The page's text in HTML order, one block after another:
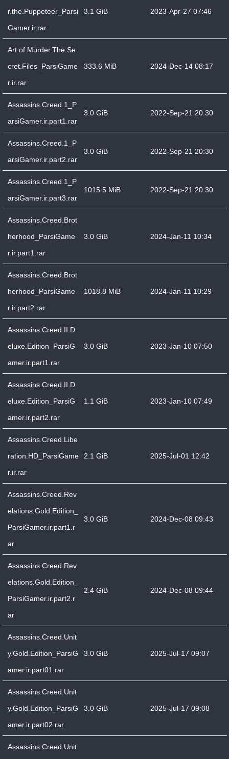
r.the.Puppeteer_Parsi
Gamer.ir.rar
3.1 GiB 2023-Apr-27 07:46
Art.of.Murder.The.Se
cret.Files_ParsiGame
r.ir.rar
333.6 MiB 2024-Dec-14 08:17
Assassins.Creed.1_P
arsiGamer.ir.part1.rar
3.0 GiB 2022-Sep-21 20:30
Assassins.Creed.1_P
arsiGamer.ir.part2.rar
3.0 GiB 2022-Sep-21 20:30
Assassins.Creed.1_P
arsiGamer.ir.part3.rar
1015.5 MiB 2022-Sep-21 20:30
Assassins.Creed.Brot
herhood_ParsiGame
r.ir.part1.rar
3.0 GiB 2024-Jan-11 10:34
Assassins.Creed.Brot
herhood_ParsiGame
r.ir.part2.rar
1018.8 MiB 2024-Jan-11 10:29
Assassins.Creed.II.D
eluxe.Edition_ParsiG
amer.ir.part1.rar
3.0 GiB 2023-Jan-10 07:50
Assassins.Creed.II.D
eluxe.Edition_ParsiG
amer.ir.part2.rar
1.1 GiB 2023-Jan-10 07:49
Assassins.Creed.Libe
ration.HD_ParsiGame
r.ir.rar
2.1 GiB 2025-Jul-01 12:42
Assassins.Creed.Rev
elations.Gold.Edition_
ParsiGamer.ir.part1.r
ar
3.0 GiB 2024-Dec-08 09:43
Assassins.Creed.Rev
elations.Gold.Edition_
ParsiGamer.ir.part2.r
ar
2.4 GiB 2024-Dec-08 09:44
Assassins.Creed.Unit
y.Gold.Edition_ParsiG
amer.ir.part01.rar
3.0 GiB 2025-Jul-17 09:07
Assassins.Creed.Unit
y.Gold.Edition_ParsiG
amer.ir.part02.rar
3.0 GiB 2025-Jul-17 09:08
Assassins.Creed.Unit